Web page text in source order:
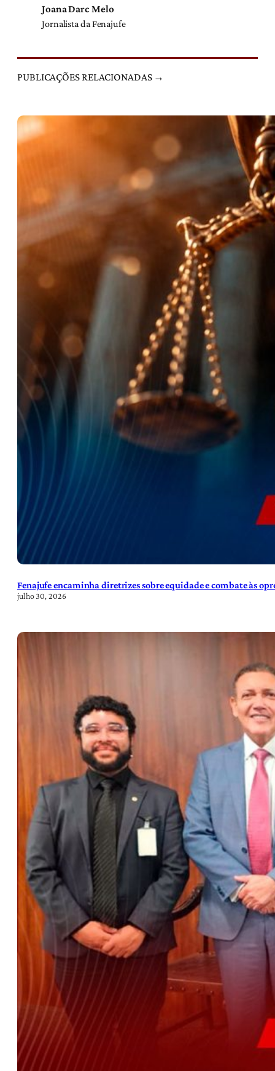
Joana Darc Melo
Jornalista da Fenajufe
PUBLICAÇÕES RELACIONADAS →
Fenajufe encaminha diretrizes sobre equidade e combate às
julho 30, 2026